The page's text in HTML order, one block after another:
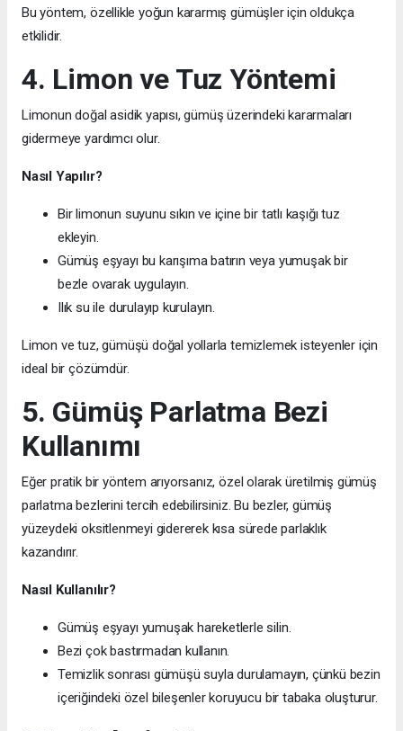
Bu yöntem, özellikle yoğun kararmış gümüşler için oldukça
etkilidir.
4. Limon ve Tuz Yöntemi
Limonun doğal asidik yapısı, gümüş üzerindeki kararmaları
gidermeye yardımcı olur.
Nasıl Yapılır?
Bir limonun suyunu sıkın ve içine bir tatlı kaşığı tuz
ekleyin.
Gümüş eşyayı bu karışıma batırın veya yumuşak bir
bezle ovarak uygulayın.
Ilık su ile durulayıp kurulayın.
Limon ve tuz, gümüşü doğal yollarla temizlemek isteyenler için
ideal bir çözümdür.
5. Gümüş Parlatma Bezi
Kullanımı
Eğer pratik bir yöntem arıyorsanız, özel olarak üretilmiş gümüş
parlatma bezlerini tercih edebilirsiniz. Bu bezler, gümüş
yüzeydeki oksitlenmeyi gidererek kısa sürede parlaklık
kazandırır.
Nasıl Kullanılır?
Gümüş eşyayı yumuşak hareketlerle silin.
Bezi çok bastırmadan kullanın.
Temizlik sonrası gümüşü suyla durulamayın, çünkü bezin
içeriğindeki özel bileşenler koruyucu bir tabaka oluşturur.